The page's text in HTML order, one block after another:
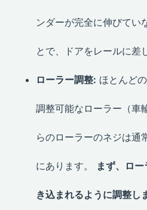
ンダーが完全に伸びてい
とで、ドアをレールに差
ローラー調整: ほとんど
調整可能なローラー（車
らのローラーのネジは通
にあります。 まず、ロ
き込まれるように調整し